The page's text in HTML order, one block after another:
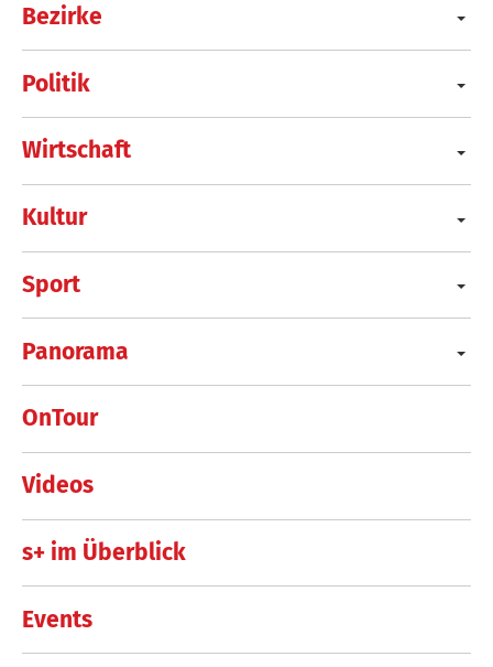
Bezirke
Politik
Wirtschaft
Kultur
Sport
Panorama
OnTour
Videos
s+ im Überblick
Events